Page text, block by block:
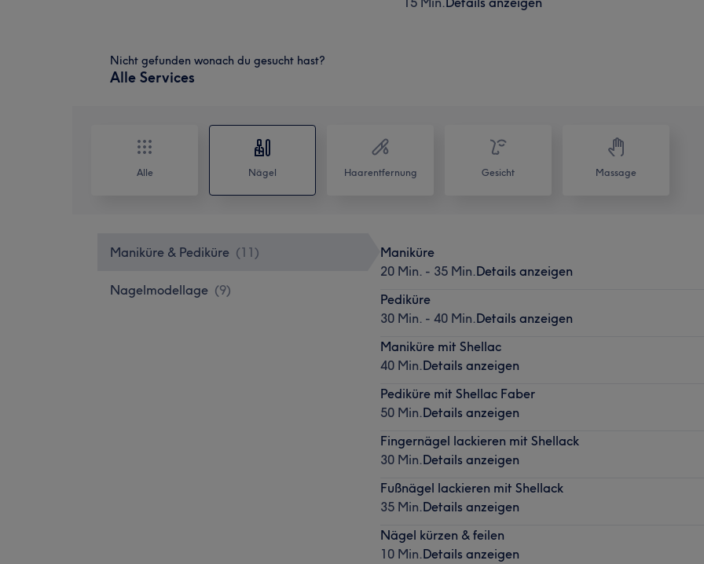
Nicht gefunden wonach du gesucht hast?
Alle Services
Alle Nägel Haarentfernung Gesicht Massage
Maniküre & Pediküre (11 )
Nagelmodellage (9)
Maniküre
20 Min. - 35 Min.Details anzeigen
Pediküre
30 Min. - 40 Min.Details anzeigen
Maniküre mit Shellac
40 Min.Details anzeigen
Pediküre mit Shellac Faber
50 Min.Details anzeigen
Fingernägel lackieren mit Shellack
30 Min.Details anzeigen
Fußnägel lackieren mit Shellack
35 Min.Details anzeigen
Nägel kürzen & feilen
10 Min.Details anzeigen